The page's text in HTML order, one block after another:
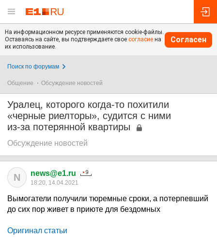
На информационном ресурсе применяются cookie-файлы.
Оставаясь на сайте, вы подтверждаете свое согласие на
их использование.
Согласен
Поиск по форумам
Общение Обсуждение новостей
Уралец, которого когда-то похитили
«черные риелторы», судится с ними
из-за потерянной квартиры
Обсуждение новостей
N news@e1.ru
18:20, 14.04.2021
Вымогатели получили тюремные сроки, а потерпевший
до сих пор живет в приюте для бездомных
Оригинал статьи